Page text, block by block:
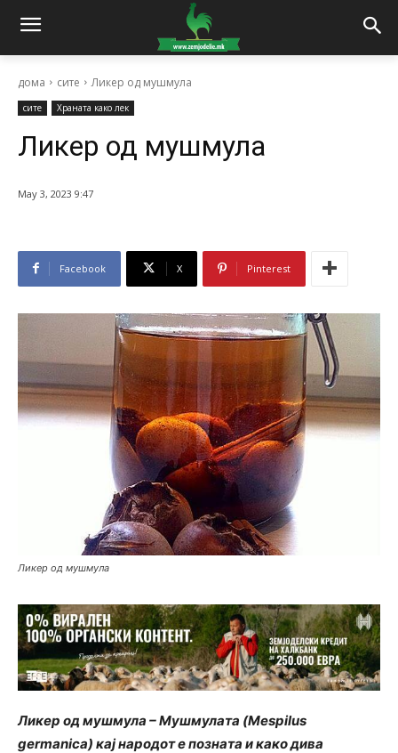
дома сите Ликер од мушмула
сите Храната како лек
Ликер од мушмула
May 3, 2023 9:47
Facebook X Pinterest
Ликер од мушмула
Ликер од мушмула – Мушмулата (Mespilus
germanica) кај народот е позната и како дива